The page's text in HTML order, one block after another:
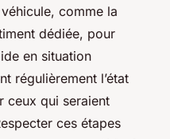
comme la
dédiée, pour
en situation
régulièrement l’état
ceux qui seraient
ces étapes